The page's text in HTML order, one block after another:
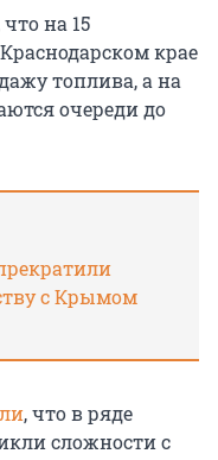
на 15
крае
топлива, а на
очереди до
с Крымом
, что в ряде
сложности с